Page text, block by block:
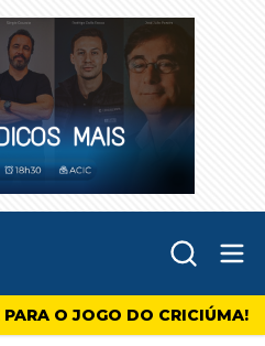
O JOGO DO CRICIÚMA!